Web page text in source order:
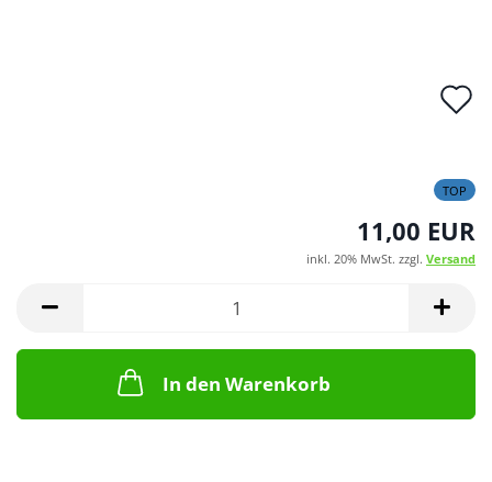
TOP
11,00 EUR
inkl. 20% MwSt. zzgl. Versand
In den Warenkorb